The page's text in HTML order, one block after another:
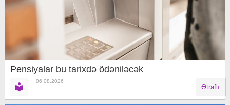
Pensiyalar bu tarixdə ödəniləcək
06.08.2026
Ətraflı